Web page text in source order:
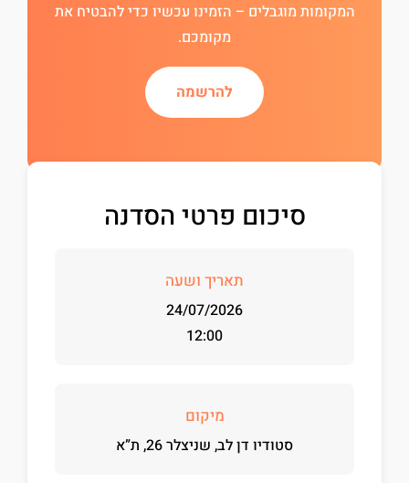
המקומות מוגבלים – הזמינו עכשיו כדי להבטיח את
מקומכם.
להרשמה
סיכום פרטי הסדנה
תאריך ושעה
24/07/2026
12:00
מיקום
סטודיו דן לב, שניצלר 26, ת”א